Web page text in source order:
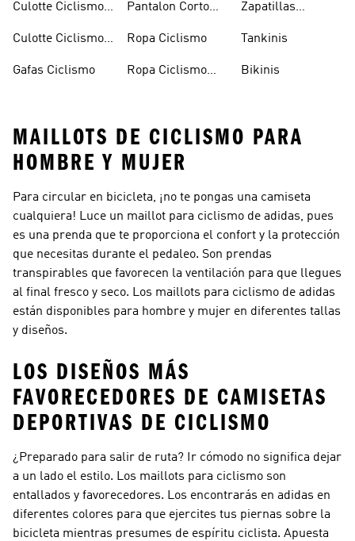
Culotte Ciclismo
Culotte Ciclismo
Gafas Ciclismo
Pantalon Corto
Ropa Ciclismo
Ropa Ciclismo
Zapatillas
Tankinis
Bikinis
MAILLOTS DE CICLISMO PARA
HOMBRE Y MUJER
Para circular en bicicleta, ¡no te pongas una camiseta
cualquiera! Luce un maillot para ciclismo de adidas, pues
es una prenda que te proporciona el confort y la protección
que necesitas durante el pedaleo. Son prendas
transpirables que favorecen la ventilación para que llegues
al final fresco y seco. Los maillots para ciclismo de adidas
están disponibles para hombre y mujer en diferentes tallas
y diseños.
LOS DISEÑOS MÁS
FAVORECEDORES DE CAMISETAS
DEPORTIVAS DE CICLISMO
¿Preparado para salir de ruta? Ir cómodo no significa dejar
a un lado el estilo. Los maillots para ciclismo son
entallados y favorecedores. Los encontrarás en adidas en
diferentes colores para que ejercites tus piernas sobre la
bicicleta mientras presumes de espíritu ciclista. Apuesta